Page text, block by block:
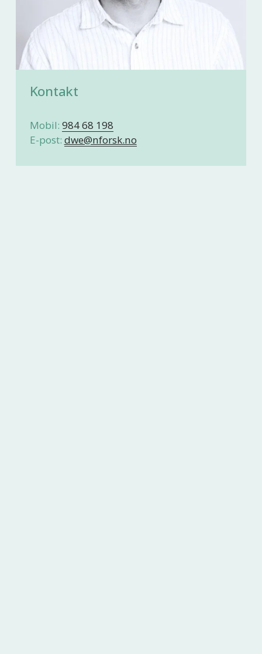
Kontakt
Mobil: 984 68 198
E-post: dwe@nforsk.no